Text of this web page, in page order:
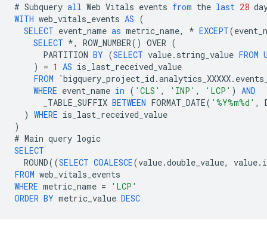
# Subquery all Web Vitals events from the last 28
WITH web_vitals_events AS (
SELECT event_name as metric_name, * EXCEPT(
SELECT *, ROW_NUMBER() OVER (
PARTITION BY (SELECT value. string_value FROM
)
= 1 AS is_last_received_value
FROM
`bigquery_project_id .analytics_XXXXX.
WHERE event_name in ( 'CLS' , 'INP' , 'LCP' )
AND
_TABLE_SUFFIX BETWEEN FORMAT_DATE( '%Y%m%d' ,
) WHERE is_last_received_value
)
# Main query logic
SELECT
ROUND((SELECT COALESCE(value.double_value, value.
FROM web_vitals_events
WHERE metric_name =
'LCP'
ORDER BY metric_value DESC